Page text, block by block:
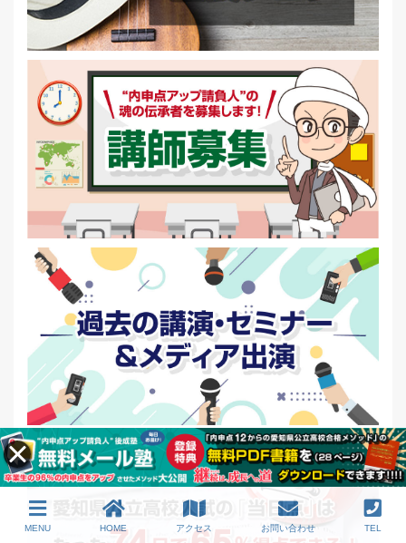
MENU HOME アクセス お問い合わせ TEL